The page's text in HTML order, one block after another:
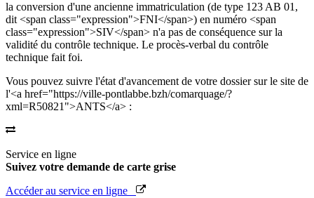
la conversion d'une ancienne immatriculation (de type 123 AB 01,
dit <span class="expression">FNI</span>) en numéro <span
class="expression">SIV</span> n'a pas de conséquence sur la
validité du contrôle technique. Le procès-verbal du contrôle
technique fait foi.
Vous pouvez suivre l'état d'avancement de votre dossier sur le site de
l'<a href="https://ville-pontlabbe.bzh/comarquage/?
xml=R50821">ANTS</a> :
Service en ligne
Suivez votre demande de carte grise
Accéder au service en ligne